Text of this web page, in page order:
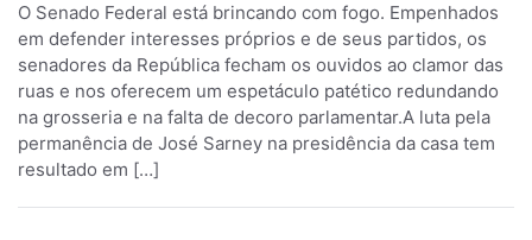
O Senado Federal está brincando com fogo. Empenhados
em defender interesses próprios e de seus partidos, os
senadores da República fecham os ouvidos ao clamor das
ruas e nos oferecem um espetáculo patético redundando
na grosseria e na falta de decoro parlamentar.A luta pela
permanência de José Sarney na presidência da casa tem
resultado em […]